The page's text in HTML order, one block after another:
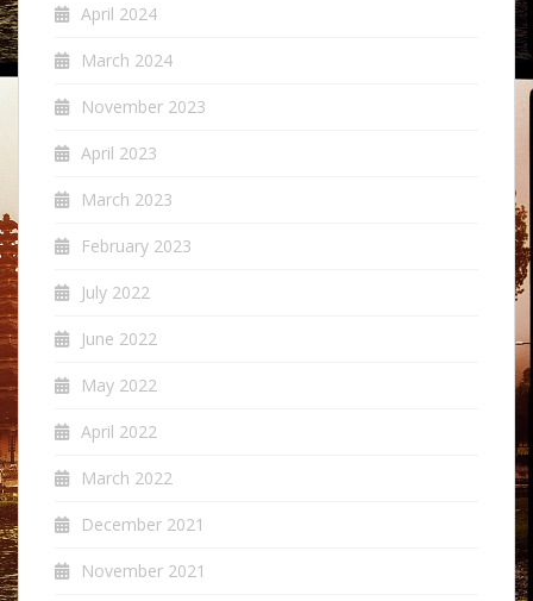
April 2024
March 2024
November 2023
April 2023
March 2023
February 2023
July 2022
June 2022
May 2022
April 2022
March 2022
December 2021
November 2021